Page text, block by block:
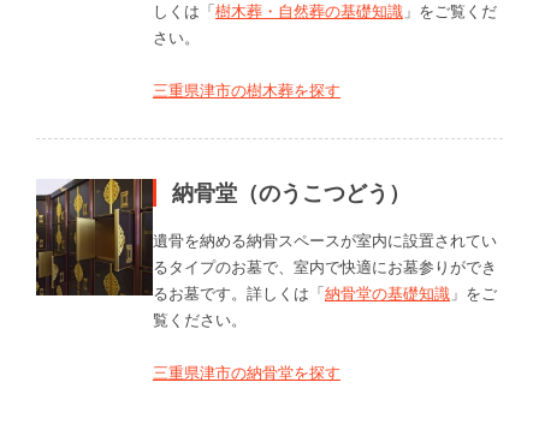
しくは「樹木葬・自然葬の基礎知識 」をご覧くだ
さい。
三重県津市の樹木葬を探す
納骨堂（のうこつどう）
遺骨を納める納骨スペースが室内に設置されてい
るタイプのお墓で、室内で快適にお墓参りができ
るお墓です。詳しくは「納骨堂の基礎知識 」をご
覧ください。
三重県津市の納骨堂を探す